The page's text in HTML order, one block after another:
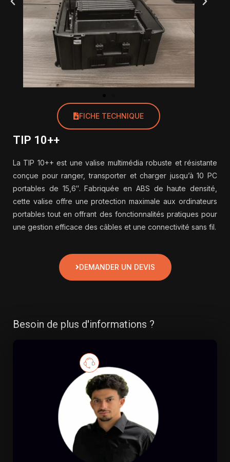
FICHE TECHNIQUE
TIP 10++
La TIP 10++ est une valise multimédia robuste et résistante
conçue pour ranger, transporter et charger jusqu’à 10 PC
portables de 15,6″. Fabriquée en ABS de haute densité,
cette valise offre une protection maximale aux ordinateurs
portables tout en offrant des fonctionnalités pratiques pour
une gestion efficace des câbles et une connectivité sans fil.
DEMANDER UN DEVIS
Besoin de plus d'informations ?